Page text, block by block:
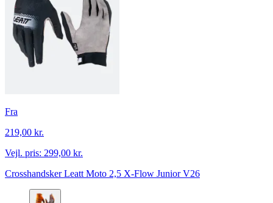
Fra
219,00 kr.
Vejl. pris: 299,00 kr.
Crosshandsker Leatt Moto 2,5 X-Flow Junior V26